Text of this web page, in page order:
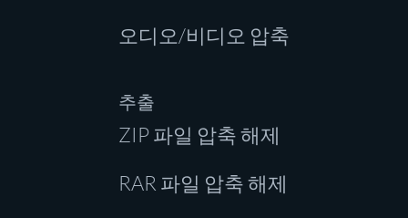
오디오/비디오 압축
추출
ZIP 파일 압축 해제
RAR 파일 압축 해제